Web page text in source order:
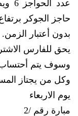
حاجز الجوكر برتفاع
بدون أعتبار الزمن.
يحق للفارس
وسوف يتم
وكل من يجتاز
يوم الاربعاء
مبارة رقم /2